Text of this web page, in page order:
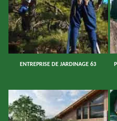
ENTREPRISE DE JARDINAGE 63